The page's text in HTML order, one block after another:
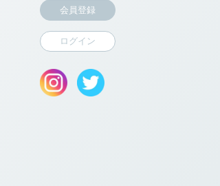
会員登録
ログイン